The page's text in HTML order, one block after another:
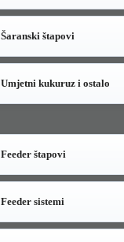
Šaranski štapovi
Umjetni kukuruz i ostalo
Feeder štapovi
Feeder sistemi